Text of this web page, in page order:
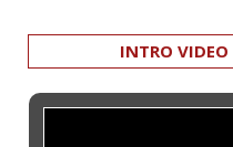
INTRO